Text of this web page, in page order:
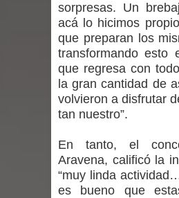
emergencia.
Del anime al K-
de Chile analizan
por las culturas
Maule golpea al
denuncias por
sorpresas. Un
acá lo hicimos
que preparan los
transformando esto
que regresa con
la gran cantidad de
volvieron a disfrutar
tan nuestro”.
En tanto, el
Aravena, calificó la
“muy linda
es bueno que